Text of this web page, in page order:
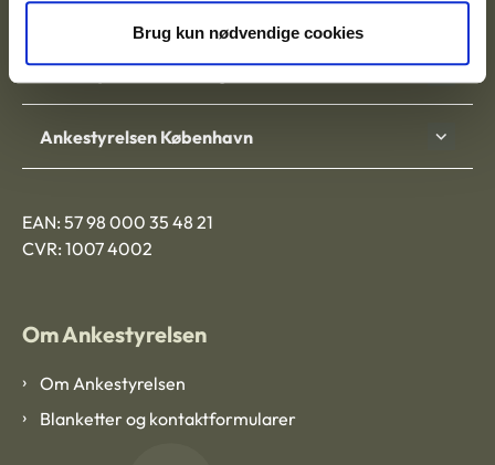
Brug kun nødvendige cookies
Ankestyrelsen Aalborg
Ankestyrelsen København
EAN: 57 98 000 35 48 21
CVR: 1007 4002
Om Ankestyrelsen
Om Ankestyrelsen
Blanketter og kontaktformularer